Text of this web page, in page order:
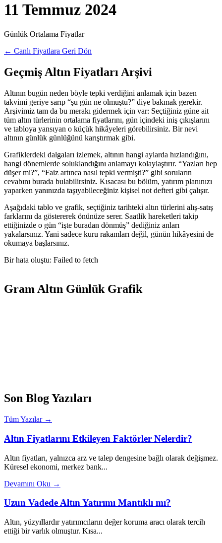
11 Temmuz 2024
Günlük Ortalama Fiyatlar
← Canlı Fiyatlara Geri Dön
Geçmiş Altın Fiyatları Arşivi
Altının bugün neden böyle tepki verdiğini anlamak için bazen
takvimi geriye sarıp “şu gün ne olmuştu?” diye bakmak gerekir.
Arşivimiz tam da bu merakı gidermek için var: Seçtiğiniz güne ait
tüm altın türlerinin ortalama fiyatlarını, gün içindeki iniş çıkışlarını
ve tabloya yansıyan o küçük hikâyeleri görebilirsiniz. Bir nevi
altının günlük günlüğünü karıştırmak gibi.
Grafiklerdeki dalgaları izlemek, altının hangi aylarda hızlandığını,
hangi dönemlerde soluklandığını anlamayı kolaylaştırır. “Yazları hep
düşer mi?”, “Faiz artınca nasıl tepki vermişti?” gibi soruların
cevabını burada bulabilirsiniz. Kısacası bu bölüm, yatırım planınızı
yaparken yanınızda taşıyabileceğiniz kişisel not defteri gibi çalışır.
Aşağıdaki tablo ve grafik, seçtiğiniz tarihteki altın türlerini alış-satış
farklarını da göstererek önünüze serer. Saatlik hareketleri takip
ettiğinizde o gün “işte buradan dönmüş” dediğiniz anları
yakalarsınız. Yani sadece kuru rakamları değil, günün hikâyesini de
okumaya başlarsınız.
Bir hata oluştu: Failed to fetch
Gram Altın Günlük Grafik
Son Blog Yazıları
Tüm Yazılar →
Altın Fiyatlarını Etkileyen Faktörler Nelerdir?
Altın fiyatları, yalnızca arz ve talep dengesine bağlı olarak değişmez.
Küresel ekonomi, merkez bank...
Devamını Oku →
Uzun Vadede Altın Yatırımı Mantıklı mı?
Altın, yüzyıllardır yatırımcıların değer koruma aracı olarak tercih
ettiği bir varlık olmuştur. Kısa...